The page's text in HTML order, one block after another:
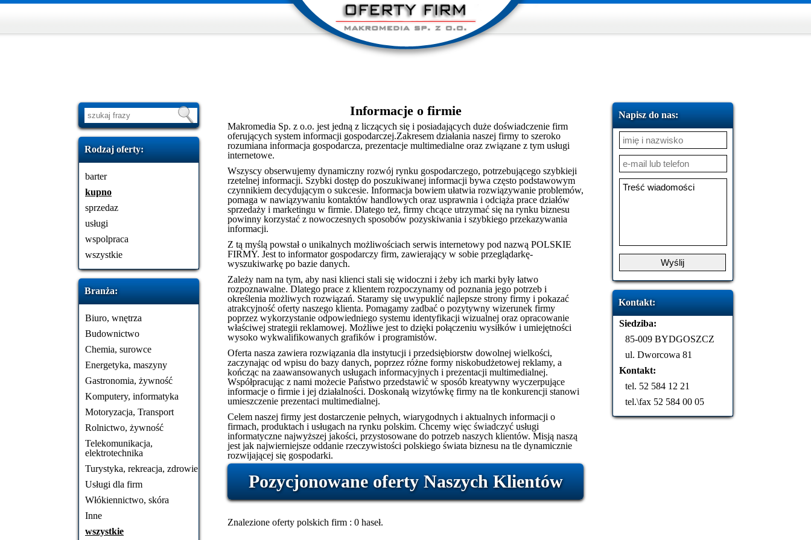
Rodzaj oferty:
barter
kupno
sprzedaz
usługi
wspolpraca
wszystkie
Branża:
Biuro, wnętrza
Budownictwo
Chemia, surowce
Energetyka, maszyny
Gastronomia, żywność
Komputery, informatyka
Motoryzacja, Transport
Rolnictwo, żywność
Telekomunikacja,
elektrotechnika
Turystyka, rekreacja, zdrowie
Usługi dla firm
Włókiennictwo, skóra
Inne
wszystkie
Informacje o firmie
Makromedia Sp. z o.o. jest jedną z liczących się i posiadających duże doświadczenie firm
oferujących system informacji gospodarczej.Zakresem działania naszej firmy to szeroko
rozumiana informacja gospodarcza, prezentacje multimedialne oraz związane z tym usługi
internetowe.
Wszyscy obserwujemy dynamiczny rozwój rynku gospodarczego, potrzebującego szybkieji
rzetelnej informacji. Szybki dostęp do poszukiwanej informacji bywa często podstawowym
czynnikiem decydującym o sukcesie. Informacja bowiem ułatwia rozwiązywanie problemów,
pomaga w nawiązywaniu kontaktów handlowych oraz usprawnia i odciąża prace działów
sprzedaży i marketingu w firmie. Dlatego też, firmy chcące utrzymać się na rynku biznesu
powinny korzystać z nowoczesnych sposobów pozyskiwania i szybkiego przekazywania
informacji.
Z tą myślą powstał o unikalnych możliwościach serwis internetowy pod nazwą POLSKIE
FIRMY. Jest to informator gospodarczy firm, zawierający w sobie przeglądarkę-
wyszukiwarkę po bazie danych.
Zależy nam na tym, aby nasi klienci stali się widoczni i żeby ich marki były łatwo
rozpoznawalne. Dlatego prace z klientem rozpoczynamy od poznania jego potrzeb i
określenia możliwych rozwiązań. Staramy się uwypuklić najlepsze strony firmy i pokazać
atrakcyjność oferty naszego klienta. Pomagamy zadbać o pozytywny wizerunek firmy
poprzez wykorzystanie odpowiedniego systemu identyfikacji wizualnej oraz opracowanie
właściwej strategii reklamowej. Możliwe jest to dzięki połączeniu wysiłków i umiejętności
wysoko wykwalifikowanych grafików i programistów.
Oferta nasza zawiera rozwiązania dla instytucji i przedsiębiorstw dowolnej wielkości,
zaczynając od wpisu do bazy danych, poprzez różne formy niskobudżetowej reklamy, a
kończąc na zaawansowanych usługach informacyjnych i prezentacji multimedialnej.
Współpracując z nami możecie Państwo przedstawić w sposób kreatywny wyczerpujące
informacje o firmie i jej działalności. Doskonałą wizytówkę firmy na tle konkurencji stanowi
umieszczenie prezentaci multimedialnej.
Celem naszej firmy jest dostarczenie pełnych, wiarygodnych i aktualnych informacji o
firmach, produktach i usługach na rynku polskim. Chcemy więc świadczyć usługi
informatyczne najwyższej jakości, przystosowane do potrzeb naszych klientów. Misją naszą
jest jak najwierniejsze oddanie rzeczywistości polskiego świata biznesu na tle dynamicznie
rozwijającej się gospodarki.
Pozycjonowane oferty Naszych Klientów
Znalezione oferty polskich firm : 0 haseł.
Napisz do nas:
Kontakt:
Siedziba:
85-009 BYDGOSZCZ
ul. Dworcowa 81
Kontakt:
tel. 52 584 12 21
tel.\fax 52 584 00 05